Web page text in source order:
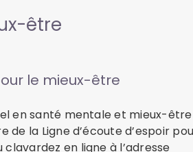
être
le mieux-être
en santé mentale et mieux-
de la Ligne d’écoute d’espoir
clavardez en ligne à l’adresse